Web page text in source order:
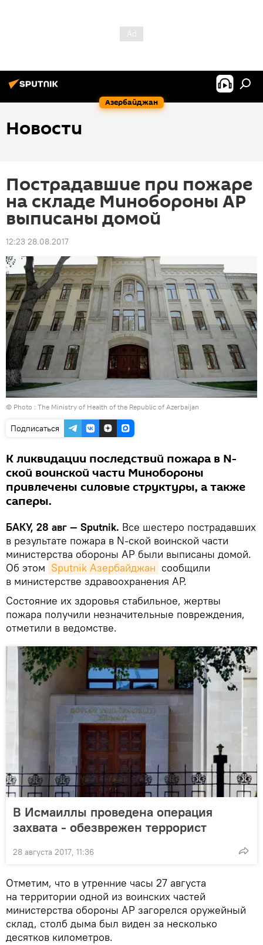
Азербайджан
Новости
Пострадавшие при пожаре
на складе Минобороны АР
выписаны домой
12:23 28.08.2017
© Photo : The Ministry of Health of the Republic of Azerbaijan
Подписаться
К ликвидации последствий пожара в N-
ской воинской части Минобороны
привлечены силовые структуры, а также
саперы.
БАКУ, 28 авг — Sputnik. Все шестеро пострадавших
в результате пожара в N-ской воинской части
министерства обороны АР были выписаны домой.
Об этом Sputnik Азербайджан сообщили
в министерстве здравоохранения АР.
Состояние их здоровья стабильное, жертвы
пожара получили незначительные повреждения,
отметили в ведомстве.
В Исмаиллы проведена операция
захвата - обезврежен террорист
28 августа 2017, 11:36
Отметим, что в утренние часы 27 августа
на территории одной из воинских частей
министерства обороны АР загорелся оружейный
склад, столб дыма был виден за несколько
десятков километров.